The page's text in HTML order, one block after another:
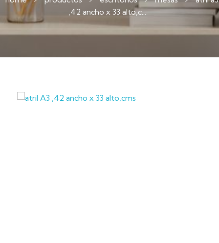
,42 ancho x 33 alto,c...